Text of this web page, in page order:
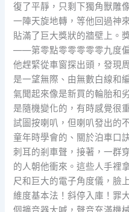
復了平靜，只剩下獨角獸雕
一陣天旋地轉，等他回過神
貼滿了巨大獎狀的牆壁上。
——第零點零零零零零九度
他趕緊從車窗探出頭，發現
是一望無際、由無數白線和
氣聞起來像是新買的輪胎和
是隨機變化的，有時感覺很
試圖按喇叭，但喇叭發出的
童年時學會的、關於泊車口
刺耳的剎車聲，接著，一群
的人朝他衝來。這些人手裡
尺和巨大的電子角度儀，臉
維度基本法！斜停入庫！罪